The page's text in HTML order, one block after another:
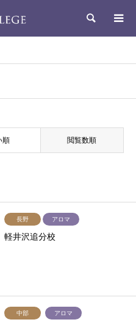
検索
順 閲覧数順
長野 アロマ
軽井沢追分校
中部 アロマ